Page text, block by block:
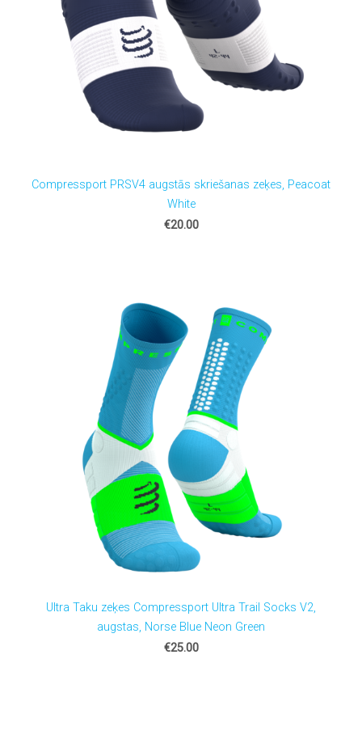
Compressport PRSV4 augstās skriešanas zeķes, Peacoat
White
€20.00
Ultra Taku zeķes Compressport Ultra Trail Socks V2,
augstas, Norse Blue Neon Green
€25.00